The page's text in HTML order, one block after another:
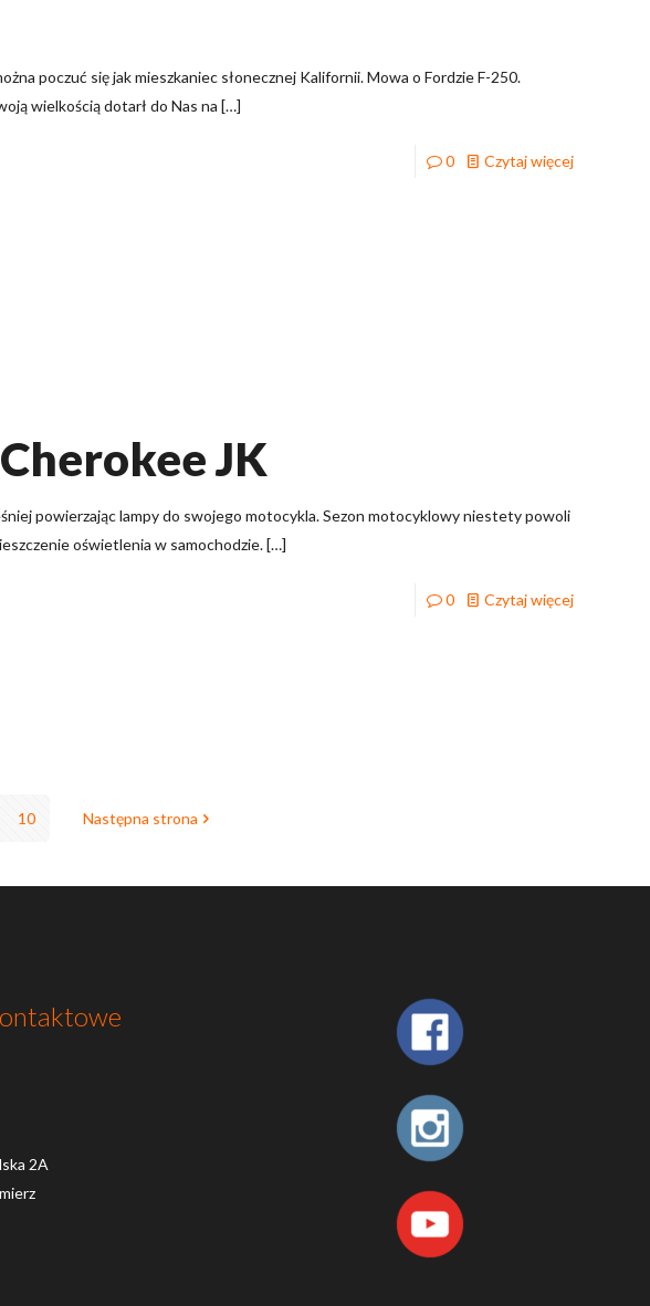
poczuć się jak mieszkaniec słonecznej Kalifornii. Mowa o Fordzie F-250.
wielkością dotarł do Nas na […]
0 Czytaj więcej
JK
powierzając lampy do swojego motocykla. Sezon motocyklowy niestety powoli
oświetlenia w samochodzie.[…]
0 Czytaj więcej
10 Następna strona
2A